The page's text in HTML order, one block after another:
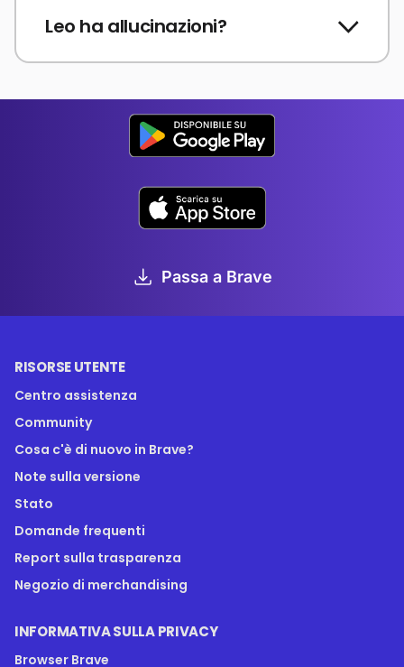
Leo ha allucinazioni?
Passa a Brave
RISORSE UTENTE
Centro assistenza
Community
Cosa c'è di nuovo in Brave?
Note sulla versione
Stato
Domande frequenti
Report sulla trasparenza
Negozio di merchandising
INFORMATIVA SULLA PRIVACY
Browser Brave